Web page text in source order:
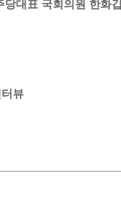
대표 국회의원 한화
뷰